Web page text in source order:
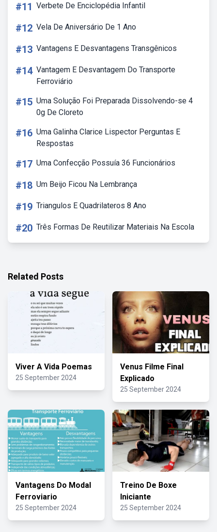
#11 Verbete De Enciclopédia Infantil
#12 Vela De Aniversário De 1 Ano
#13 Vantagens E Desvantagens Transgênicos
#14 Vantagem E Desvantagem Do Transporte
Ferroviário
#15 Uma Solução Foi Preparada Dissolvendo-se 4
0g De Cloreto
#16 Uma Galinha Clarice Lispector Perguntas E
Respostas
#17 Uma Confecção Possuía 36 Funcionários
#18 Um Beijo Ficou Na Lembrança
#19 Triangulos E Quadrilateros 8 Ano
#20 Três Formas De Reutilizar Materiais Na Escola
Related Posts
Viver A Vida Poemas
25 September 2024
Venus Filme Final
Explicado
25 September 2024
Vantagens Do Modal
Ferroviario
25 September 2024
Treino De Boxe
Iniciante
25 September 2024